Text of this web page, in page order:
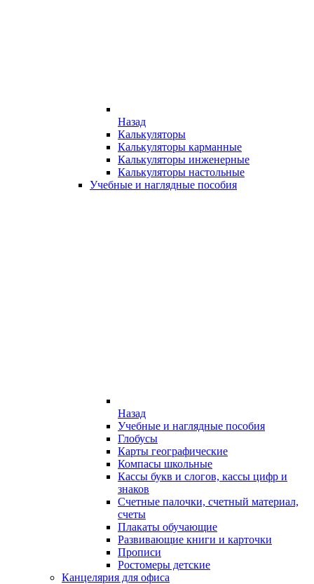
Назад
Калькуляторы
Калькуляторы карманные
Калькуляторы инженерные
Калькуляторы настольные
Учебные и наглядные пособия
Назад
Учебные и наглядные пособия
Глобусы
Карты географические
Компасы школьные
Кассы букв и слогов, кассы цифр и
знаков
Счетные палочки, счетный материал,
счеты
Плакаты обучающие
Развивающие книги и карточки
Прописи
Ростомеры детские
Канцелярия для офиса